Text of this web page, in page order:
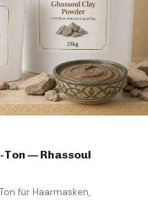
— Rhassoul
für Haarmasken,